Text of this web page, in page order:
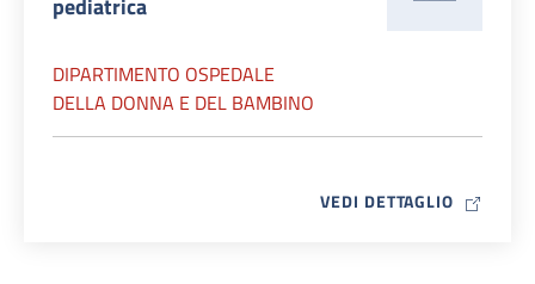
pediatrica
DIPARTIMENTO OSPEDALE
DELLA DONNA E DEL BAMBINO
VEDI DETTAGLIO MAP ICON